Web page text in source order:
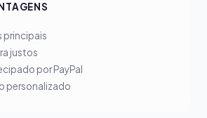
principais
justos
por PayPal
personalizado